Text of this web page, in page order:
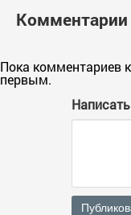
Комментарии
Пока комментариев
первым.